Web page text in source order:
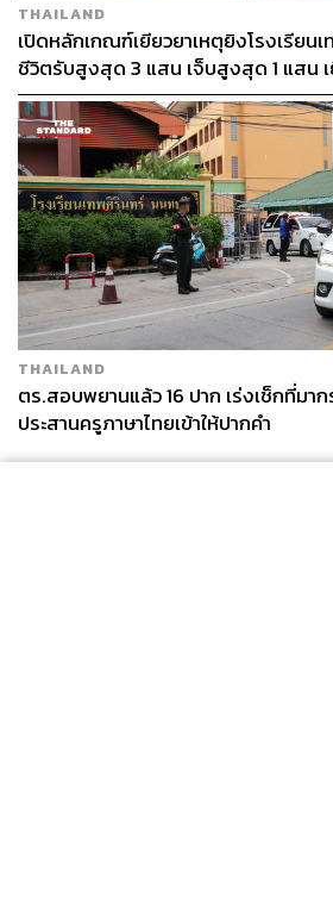
THAILAND
เปิดหลักเกณฑ์เยียวยาเหตุยิงโรงเรียน
ชีวิตรับสูงสุด 3 แสน เจ็บสูงสุด 1 แสน เ
ระดับ
THAILAND
ตร.สอบพยานแล้ว 16 ปาก เร่งเช็กที่มา
ประสานครูภาษาไทยเข้าให้ปากคำ